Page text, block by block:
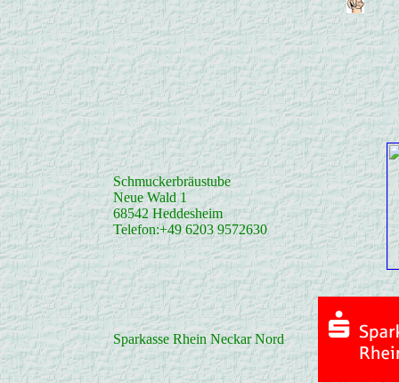
Schmuckerbräustube
Neue Wald 1
68542 Heddesheim
Telefon:+49 6203 9572630
Sparkasse Rhein Neckar Nord